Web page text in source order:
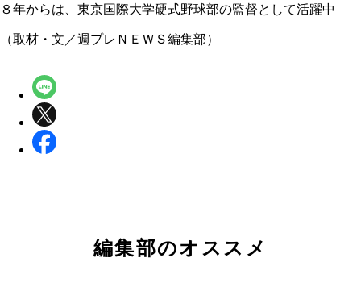
８年からは、東京国際大学硬式野球部の監督として活躍中
（取材・文／週プレＮＥＷＳ編集部）
編集部のオススメ